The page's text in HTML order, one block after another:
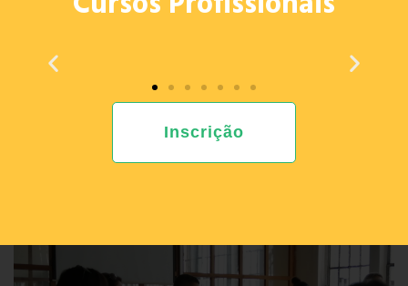
sobre esta experiência internacional que contribuirá
para o crescimento pessoal e profissional e
beneficiará as escolas com a experiência e